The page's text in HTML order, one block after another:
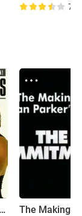
7.2
Private Lesson